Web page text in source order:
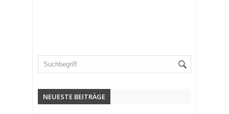
NEUESTE BEITRÄGE